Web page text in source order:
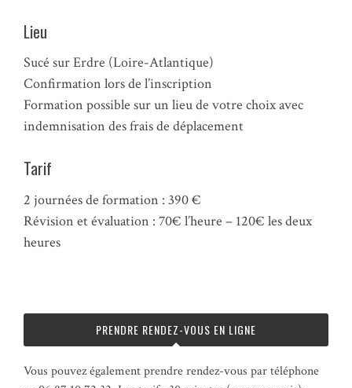
Lieu
Sucé sur Erdre (Loire-Atlantique)
Confirmation lors de l’inscription
Formation possible sur un lieu de votre choix avec
indemnisation des frais de déplacement
Tarif
2 journées de formation : 390 €
Révision et évaluation : 70€ l’heure – 120€ les deux
heures
PRENDRE RENDEZ-VOUS EN LIGNE
Vous pouvez également prendre rendez-vous par téléphone